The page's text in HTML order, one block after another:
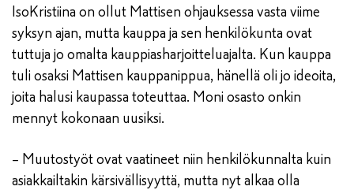
IsoKristiina on ollut Mattisen ohjauksessa vasta viime
syksyn ajan, mutta kauppa ja sen henkilökunta ovat
tuttuja jo omalta kauppiasharjoitteluajalta. Kun kauppa
tuli osaksi Mattisen kauppanippua, hänellä oli jo ideoita,
joita halusi kaupassa toteuttaa. Moni osasto onkin
mennyt kokonaan uusiksi.
– Muutostyöt ovat vaatineet niin henkilökunnalta kuin
asiakkailtakin kärsivällisyyttä, mutta nyt alkaa olla